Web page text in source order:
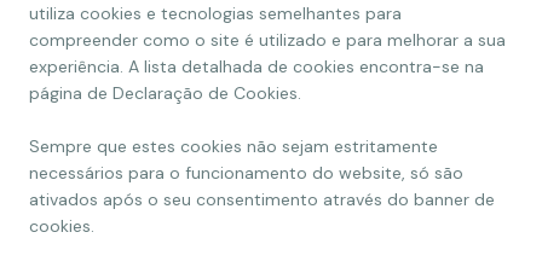
utiliza cookies e tecnologias semelhantes para
compreender como o site é utilizado e para melhorar a sua
experiência. A lista detalhada de cookies encontra-se na
página de Declaração de Cookies.
Sempre que estes cookies não sejam estritamente
necessários para o funcionamento do website, só são
ativados após o seu consentimento através do banner de
cookies.